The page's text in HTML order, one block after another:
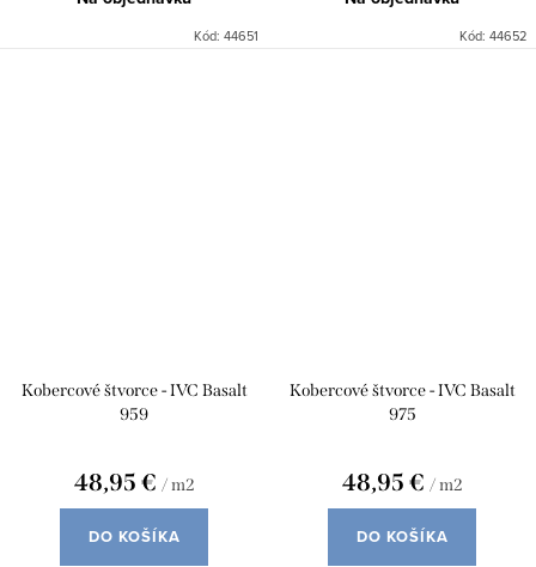
Kód: 44651 Kód: 44652
Kobercové štvorce - IVC Basalt
959
48,95 € / m2
DO KOŠÍKA
Kobercové štvorce - IVC Basalt
975
48,95 € / m2
DO KOŠÍKA